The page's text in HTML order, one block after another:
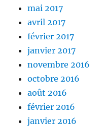
mai 2017
avril 2017
février 2017
janvier 2017
novembre 2016
octobre 2016
août 2016
février 2016
janvier 2016